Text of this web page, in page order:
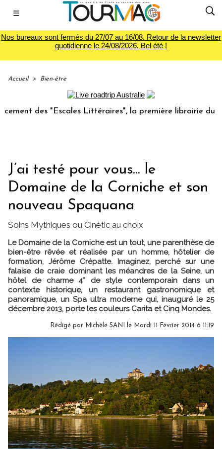
☰
Nos bureaux sont fermés du 27/07 au 16/08. Retour de la newsletter
quotidienne le 24/08/2026. Bel été !
Accueil > Bien-être
"Escales Littéraires", la première librairie du voyage
J’ai testé pour vous... le
Domaine de la Corniche et son
nouveau Spaquana
Soins Mythiques ou Cinétic au choix
Le Domaine de la Corniche est un tout, une parenthèse de
bien-être rêvée et réalisée par un homme, hôtelier de
formation, Jérôme Crépatte. Imaginez, perché sur une
falaise de craie dominant les méandres de la Seine, un
hôtel de charme 4* de style contemporain dans un
contexte historique, un restaurant gastronomique et
panoramique, un Spa ultra moderne qui, inauguré le 25
décembre 2013, porte les couleurs Carita et Cinq Mondes.
Rédigé par Michèle SANI le Mardi 11 Février 2014 à 11:19